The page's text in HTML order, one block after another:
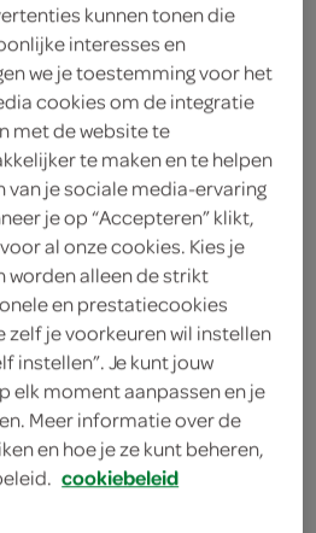
zijn niet zichtbaar bij de
wél automatisch
met een hoog
een diepe volle smaak, en je
die ook perfect werkt in je
Alleen samen maken we
kunnen tonen die
interesses en
we je toestemming voor het
cookies om de integratie
met de website te
te maken en te helpen
van je sociale media-ervaring
je op “Accepteren” klikt,
al onze cookies. Kies je
worden alleen de strikt
en prestatiecookies
zelf je voorkeuren wil instellen
instellen”. Je kunt jouw
elk moment aanpassen en je
Meer informatie over de
en hoe je ze kunt beheren,
cookiebeleid